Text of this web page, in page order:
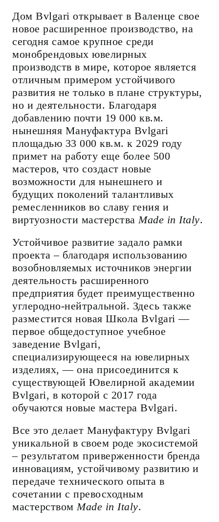
Дом Bvlgari открывает в Валенце свое
новое расширенное производство, на
сегодня самое крупное среди
монобрендовых ювелирных
производств в мире, которое является
отличным примером устойчивого
развития не только в плане структуры,
но и деятельности. Благодаря
добавлению почти 19 000 кв.м.
нынешняя Мануфактура Bvlgari
площадью 33 000 кв.м. к 2029 году
примет на работу еще более 500
мастеров, что создаст новые
возможности для нынешнего и
будущих поколений талантливых
ремесленников во славу гения и
виртуозности мастерства Made in Italy.
Устойчивое развитие задало рамки
проекта – благодаря использованию
возобновляемых источников энергии
деятельность расширенного
предприятия будет преимущественно
углеродно-нейтральной. Здесь также
разместится новая Школа Bvlgari —
первое общедоступное учебное
заведение Bvlgari,
специализирующееся на ювелирных
изделиях, — она присоединится к
существующей Ювелирной академии
Bvlgari, в которой с 2017 года
обучаются новые мастера Bvlgari.
Все это делает Мануфактуру Bvlgari
уникальной в своем роде экосистемой
– результатом приверженности бренда
инновациям, устойчивому развитию и
передаче технического опыта в
сочетании с превосходным
мастерством Made in Italy.